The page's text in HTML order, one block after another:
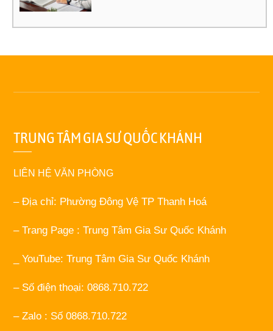
TRUNG TÂM GIA SƯ QUỐC KHÁNH
LIÊN HỆ VĂN PHÒNG
– Địa chỉ: Phường Đông Vệ TP Thanh Hoá
– Trang Page : Trung Tâm Gia Sư Quốc Khánh
_ YouTube: Trung Tâm Gia Sư Quốc Khánh
– Số điện thoại: 0868.710.722
– Zalo : Số 0868.710.722